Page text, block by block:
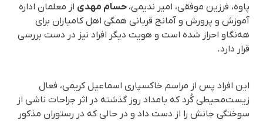
پاوه، فرزین موفقی، امیر ندیمی، حسام مهدی از معلمان اداره
آموزش و پرورش و آمانج قربانی همگی اهل کامیاران برای
هه‌نگاو احراز شده است و هویت دیگر افراد نیز در دست بررسی
قرار دارد.
این افراد پس از مراسم خاکسپاری اسماعیل کریمی، فعال
زیست‌محیطی کُرد که بامداد روز گذشته در اثر جراحات ناشی از
سوختگی جانش را از دست داد و در حالی که در رستوران مذکور